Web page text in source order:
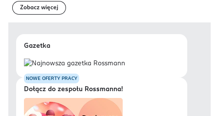
Zobacz więcej
Gazetka
NOWE OFERTY PRACY
Dołącz do zespołu Rossmanna!